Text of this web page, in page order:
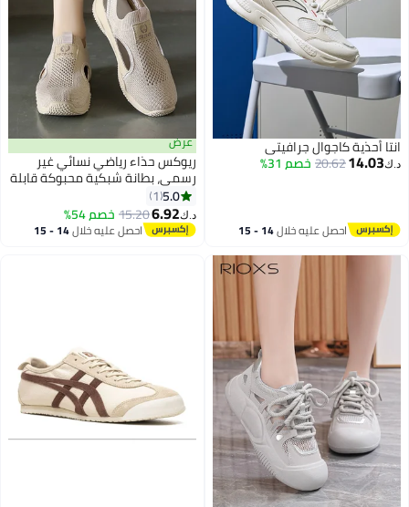
انتا أحذية كاجوال جرافيتي
د.ك‏14.03
20.62خصم 31%
احصل عليه خلال 14 - 15
عرض
ريوكس حذاء رياضي نسائي غير
رسمي، بطانة شبكية محبوكة قابلة
للتنفس، ممتص للصدمات ويمتص
الرطوبة، حذاء منخفض الرقبة
ومقاوم للانزلاق ومتين، مثالي
للمشي أو التنقل أو النزهات غير
5.0
1
د.ك‏6.92
15.20خصم 54%
احصل عليه خلال 14 - 15